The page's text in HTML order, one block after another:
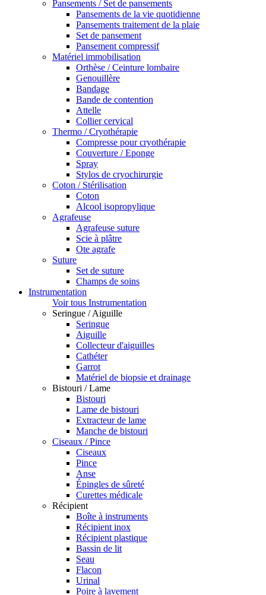
Pansements / Set de pansements
Pansements de la vie quotidienne
Pansements traitement de la plaie
Set de pansement
Pansement compressif
Matériel immobilisation
Orthèse / Ceinture lombaire
Genouillère
Bandage
Bande de contention
Attelle
Collier cervical
Thermo / Cryothérapie
Compresse pour cryothérapie
Couverture / Eponge
Spray
Stylos de cryochirurgie
Coton / Stérilisation
Coton
Alcool isopropylique
Agrafeuse
Agrafeuse suture
Scie à plâtre
Ote agrafe
Suture
Set de suture
Champs de soins
Instrumentation
Voir tous Instrumentation
Seringue / Aiguille
Seringue
Aiguille
Collecteur d'aiguilles
Cathéter
Garrot
Matériel de biopsie et drainage
Bistouri / Lame
Bistouri
Lame de bistouri
Extracteur de lame
Manche de bistouri
Ciseaux / Pince
Ciseaux
Pince
Anse
Épingles de sûreté
Curettes médicale
Récipient
Boîte à instruments
Récipient inox
Récipient plastique
Bassin de lit
Seau
Flacon
Urinal
Poire à lavement